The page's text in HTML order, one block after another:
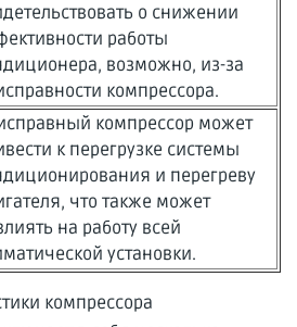
о снижении
работы
возможно, из-за
компрессора.
компрессор может
к перегрузке системы
и перегреву
что также может
на работу всей
установки.
компрессора